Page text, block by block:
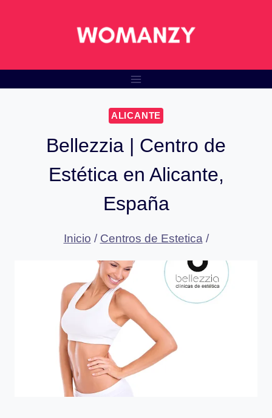
ALICANTE
Bellezzia | Centro de
Estética en Alicante,
España
Inicio / Centros de Estetica /